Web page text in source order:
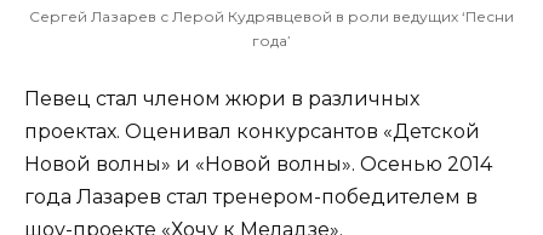
Сергей Лазарев с Лерой Кудрявцевой в роли ведущих ‘Песни
года’
Певец стал членом жюри в различных
проектах. Оценивал конкурсантов «Детской
Новой волны» и «Новой волны». Осенью 2014
года Лазарев стал тренером-победителем в
шоу-проекте «Хочу к Меладзе».